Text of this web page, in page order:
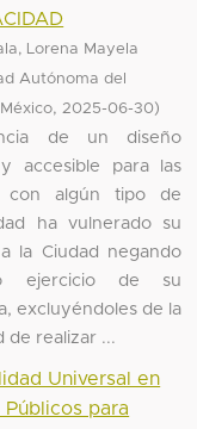
Lorena Mayela
Autónoma del
, 2025-06-30)
de un diseño
accesible para las
con algún tipo de
ha vulnerado su
la Ciudad negando
ejercicio de su
excluyéndoles de la
de realizar ...
Universal en
Públicos para